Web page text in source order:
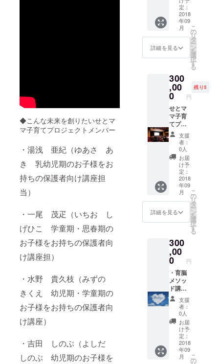
◆こんな未来を創りたいせとマ
マ子育てプロジェクトメンバー
・湯浅 亜紀（ゆあさ あ
き 乳幼児期のお子様をお
持ちの保護者向け講座担
当）
・一尾 茂疋（いちお し
げひこ 学童期・思春期の
お子様をお持ちの保護者向
け講座担）
・水野 貴久枝（みずの
きくえ 幼児期・学童期の
お子様をお持ちの保護者向
け講座）
・吉田 しのぶ（よしだ
しのぶ 幼児期のお子様を
となっ
て、瀬
戸市在
住の方
やプロ
ジェク
いる皆
さんが
音楽に
合わせ
て踊っ
てくれ
まし
た。
きっと
笑顔に
なって
もらえ
ると思
いま
す。
みた動
画：私
たち4人
の講師
が中心
となっ
て、瀬
戸市在
やプロ
ジェク
トを応
援して
くれて
いる皆
さんが
音楽に
合わせ
て踊っ
てくれ
まし
た。
きっと
笑顔に
なって
もらえ
ると思
いま
す。
水野貴
久枝よ
り、大
事なポ
イント
を７つ
すべて
をお伝
す。 ・
脳の仕
組みに
基づい
た年代
別関わ
り方の
ヒント
動画：
「育脳
メソッ
ド」の
講師で
ある水
野貴久
枝から
脳の仕
組みの
解説と
それぞ
師から
の子育
てのヒ
ントを
お伝え
しま
す。 ・
見たら
笑顔に
なる
踊って
みた動
画：私
たち4人
の講師
が中心
クター
水野貴
久枝よ
り、大
事なポ
イント
を７つ
すべて
えしま
す。 ・
脳の仕
組みに
基づい
た年代
別関わ
り方の
ヒント
動画：
「育脳
メソッ
ド」の
講師で
ある水
野貴久
枝から
脳の仕
組みの
解説と
れの講
師から
の子育
てのヒ
ントを
お伝え
しま
す。 ・
見たら
笑顔に
なる
踊って
みた動
画：私
たち4人
の講師
定：
2018
年09
月
詳細を見る
こ
の
リ
タ
ー
ン
を
選
択
す
る
300
,00
0 円
残り5
せとマ
マ子育
てプロ
ジェク
トメン
バーの
一尾、
水野の
講演会
をさせ
ていた
だきま
す。 ※
交通
費、宿
泊費が
合は別
途ご負
担をお
願いし
ます。
・育脳
メソッ
ド講
座：育
脳メ
ソッド
のイン
ストラ
クター
水野貴
久枝よ
支援
者：
0人
お届
け予
定：
2018
年09
月
詳細を見る
こ
の
リ
タ
ー
ン
を
選
択
す
る
300
,00
0 円
・育脳
メソッ
ド講
座：育
脳メ
ソッド
のイン
ストラ
クター
水野貴
久枝よ
り、大
支援
者：
0人
お届
け予
定：
2018
年09
月
こ
の